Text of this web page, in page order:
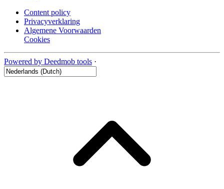
Content policy
Privacyverklaring
Algemene Voorwaarden
Cookies
Powered by Deedmob tools ·